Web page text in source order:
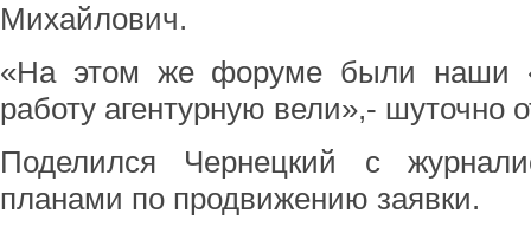
Михайлович.
«На этом же форуме были наши
работу агентурную вели»,- шуточно
Поделился Чернецкий с
планами по продвижению заявки.